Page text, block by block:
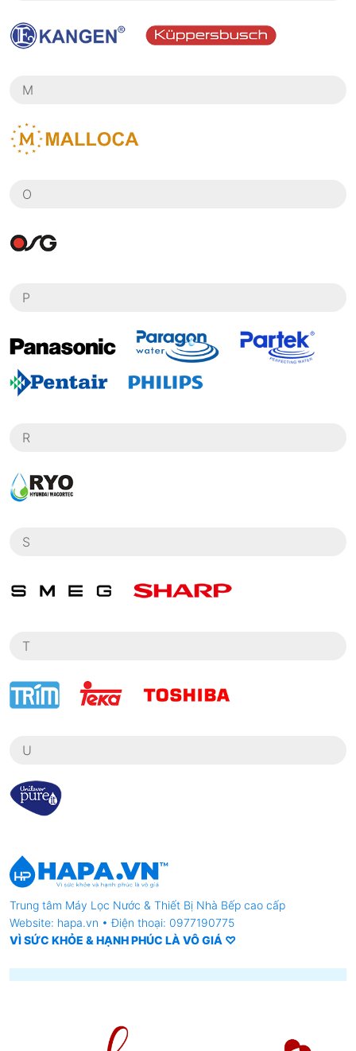
M
O
P
R
S
T
U
Trung tâm Máy Lọc Nước & Thiết Bị Nhà Bếp cao cấp
Website: hapa.vn • Điện thoại: 0977190775
VÌ SỨC KHỎE & HẠNH PHÚC LÀ VÔ GIÁ ♡